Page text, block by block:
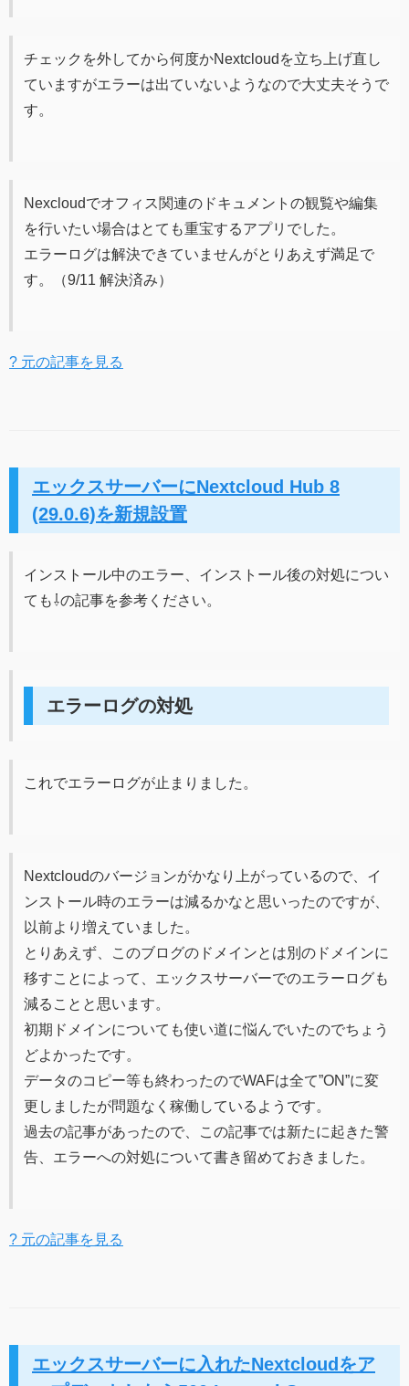
チェックを外してから何度かNextcloudを立ち上げ直し
ていますがエラーは出ていないようなので大丈夫そうで
す。
Nexcloudでオフィス関連のドキュメントの観覧や編集
を行いたい場合はとても重宝するアプリでした。
エラーログは解決できていませんがとりあえず満足で
す。（9/11 解決済み）
? 元の記事を見る
エックスサーバーにNextcloud Hub 8
(29.0.6)を新規設置
インストール中のエラー、インストール後の対処につい
ても⇩の記事を参考ください。
エラーログの対処
これでエラーログが止まりました。
Nextcloudのバージョンがかなり上がっているので、イ
ンストール時のエラーは減るかなと思いったのですが、
以前より増えていました。
とりあえず、このブログのドメインとは別のドメインに
移すことによって、エックスサーバーでのエラーログも
減ることと思います。
初期ドメインについても使い道に悩んでいたのでちょう
どよかったです。
データのコピー等も終わったのでWAFは全て”ON”に変
更しましたが問題なく稼働しているようです。
過去の記事があったので、この記事では新たに起きた警
告、エラーへの対処について書き留めておきました。
? 元の記事を見る
エックスサーバーに入れたNextcloudをア